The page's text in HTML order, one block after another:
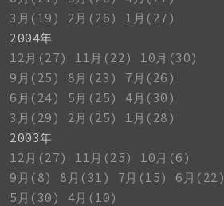
3月(19)
2月(26)
1月(27)
2004年
12月(27)
11月(22)
10月(30)
9月(25)
8月(23)
7月(26)
6月(24)
5月(25)
4月(30)
3月(29)
2月(25)
1月(28)
2003年
12月(27)
11月(25)
10月(6)
9月(8)
8月(31) 7月(15)
6月(22)
5月(30)
4月(10)